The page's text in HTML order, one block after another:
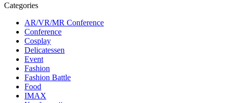
Categories
AR/VR/MR Conference
Conference
Cosplay
Delicatessen
Event
Fashion
Fashion Battle
Food
IMAX